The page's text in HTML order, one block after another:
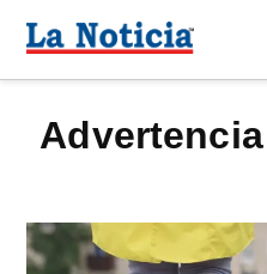
Para mantenerte
contenido
advertencia